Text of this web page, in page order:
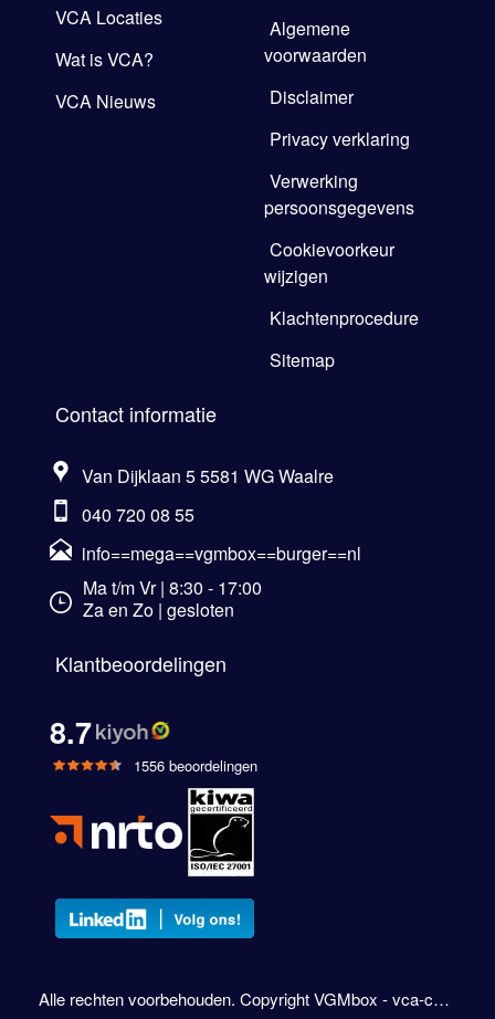
VCA Locaties
Wat is VCA?
VCA Nieuws
Algemene
voorwaarden
Disclaimer
Privacy verklaring
Verwerking
persoonsgegevens
Cookievoorkeur
wijzigen
Klachtenprocedure
Sitemap
Contact informatie
Van Dijklaan 5 5581 WG Waalre
040 720 08 55
info==mega==vgmbox==burger==nl
Ma t/m Vr | 8:30 - 17:00
Za en Zo | gesloten
Klantbeoordelingen
8.7
1556 beoordelingen
Alle rechten voorbehouden. Copyright VGMbox - vca-cursus.com